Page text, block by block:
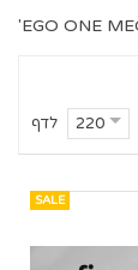
220 לדף
SALE